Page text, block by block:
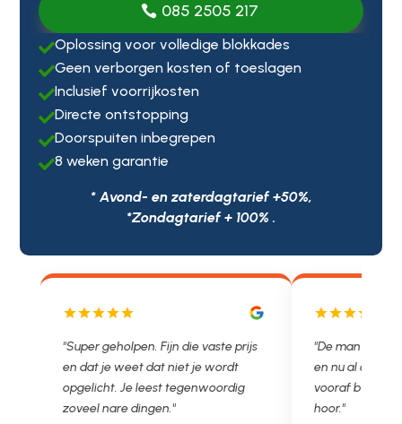
085 2505 217
Oplossing voor volledige blokkades
Geen verborgen kosten of toeslagen
Inclusief voorrijkosten
Directe ontstopping
Doorspuiten inbegrepen
8 weken garantie
* Avond- en zaterdagtarief +50%,
*Zondagtarief + 100% .
"De man rijden net weg. 11.00 gebeld
en nu al opgelost voor een vast en
vooraf besproken tarief. Lekker
hoor."
"Wat een fijn
met een
je niet zo goed
Ontstoppen.nl